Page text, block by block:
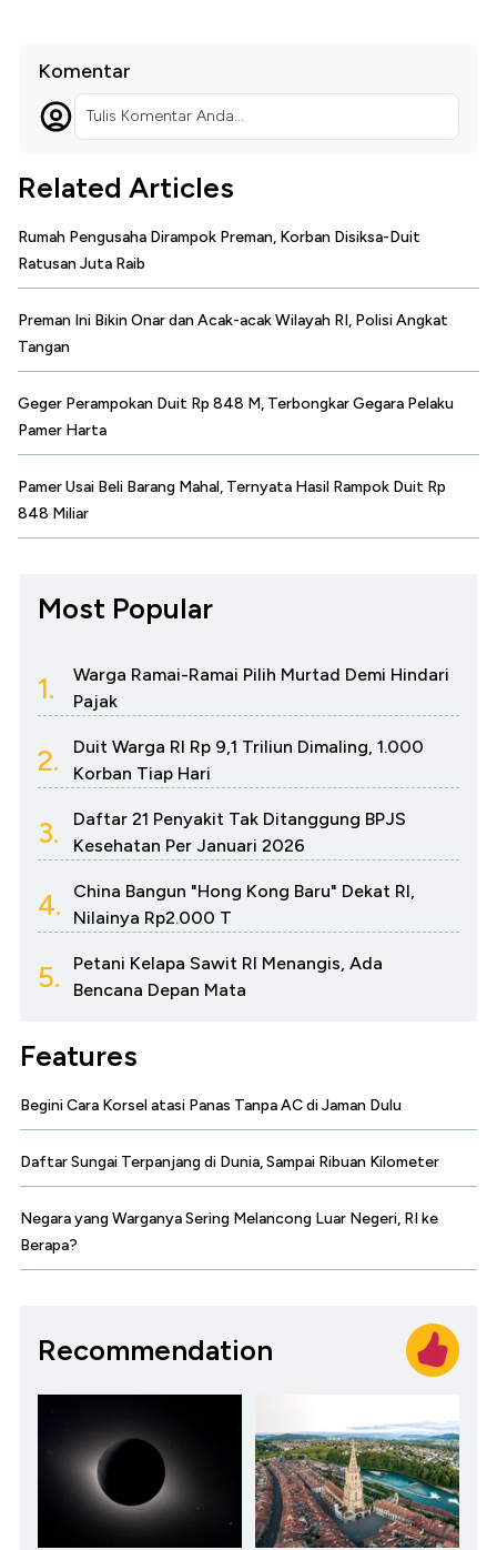
Komentar
Tulis Komentar Anda...
Related Articles
Rumah Pengusaha Dirampok Preman, Korban Disiksa-Duit
Ratusan Juta Raib
Preman Ini Bikin Onar dan Acak-acak Wilayah RI, Polisi Angkat
Tangan
Geger Perampokan Duit Rp 848 M, Terbongkar Gegara Pelaku
Pamer Harta
Pamer Usai Beli Barang Mahal, Ternyata Hasil Rampok Duit Rp
848 Miliar
Most Popular
1.
Warga Ramai-Ramai Pilih Murtad Demi Hindari
Pajak
2.
Duit Warga RI Rp 9,1 Triliun Dimaling, 1.000
Korban Tiap Hari
3.
Daftar 21 Penyakit Tak Ditanggung BPJS
Kesehatan Per Januari 2026
4.
China Bangun "Hong Kong Baru" Dekat RI,
Nilainya Rp2.000 T
5.
Petani Kelapa Sawit RI Menangis, Ada
Bencana Depan Mata
Features
Begini Cara Korsel atasi Panas Tanpa AC di Jaman Dulu
Daftar Sungai Terpanjang di Dunia, Sampai Ribuan Kilometer
Negara yang Warganya Sering Melancong Luar Negeri, RI ke
Berapa?
Recommendation